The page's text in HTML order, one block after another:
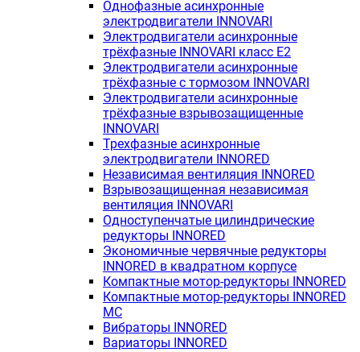
Однофазные асинхронные
электродвигатели INNOVARI
Электродвигатели асинхронные
трёхфазные INNOVARI класс E2
Электродвигатели асинхронные
трёхфазные с тормозом INNOVARI
Электродвигатели асинхронные
трёхфазные взрывозащищенные
INNOVARI
Трехфазные асинхронные
электродвигатели INNORED
Независимая вентиляция INNORED
Взрывозащищенная независимая
вентиляция INNOVARI
Одноступенчатые цилиндрические
редукторы INNORED
Экономичные червячные редукторы
INNORED в квадратном корпусе
Компактные мотор-редукторы INNORED
Компактные мотор-редукторы INNORED
MC
Вибраторы INNORED
Вариаторы INNORED